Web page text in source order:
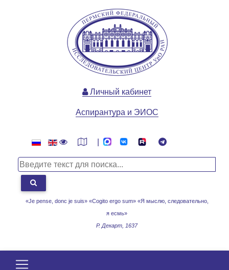
«Je pense, donc je suis» «Cogito ergo sum» «Я мыслю, следовательно,
я есмь»
Р. Декарт, 1637
Личный кабинет
Аспирантура и ЭИОС